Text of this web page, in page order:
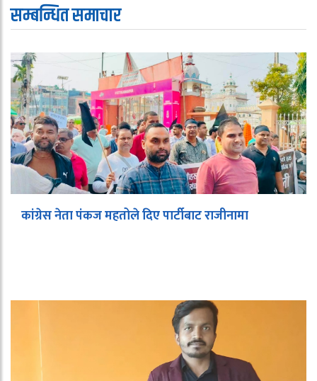
सम्बन्धित समाचार
कांग्रेस नेता पंकज महतोले दिए पार्टीबाट राजीनामा